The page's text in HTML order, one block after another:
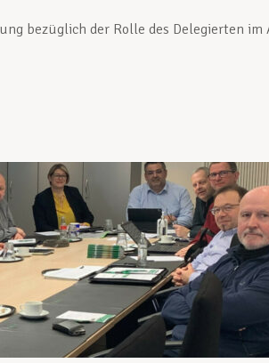
bezüglich der Rolle des Delegierten